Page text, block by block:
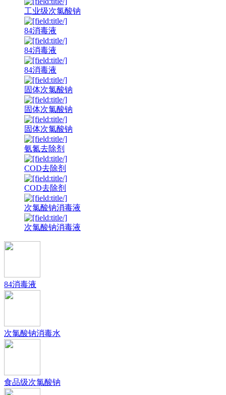
工业级次氯酸钠
84消毒液
84消毒液
84消毒液
固体次氯酸钠
固体次氯酸钠
固体次氯酸钠
氨氮去除剂
COD去除剂
COD去除剂
次氯酸钠消毒液
次氯酸钠消毒液
84消毒液
次氯酸钠消毒水
食品级次氯酸钠